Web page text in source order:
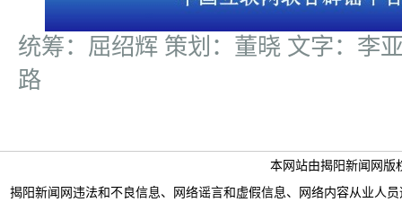
统筹：屈绍辉 策划：董晓 文字：李
路
本网站由揭阳新闻网版
揭阳新闻网违法和不良信息、网络谣言和虚假信息、网络内容从业人